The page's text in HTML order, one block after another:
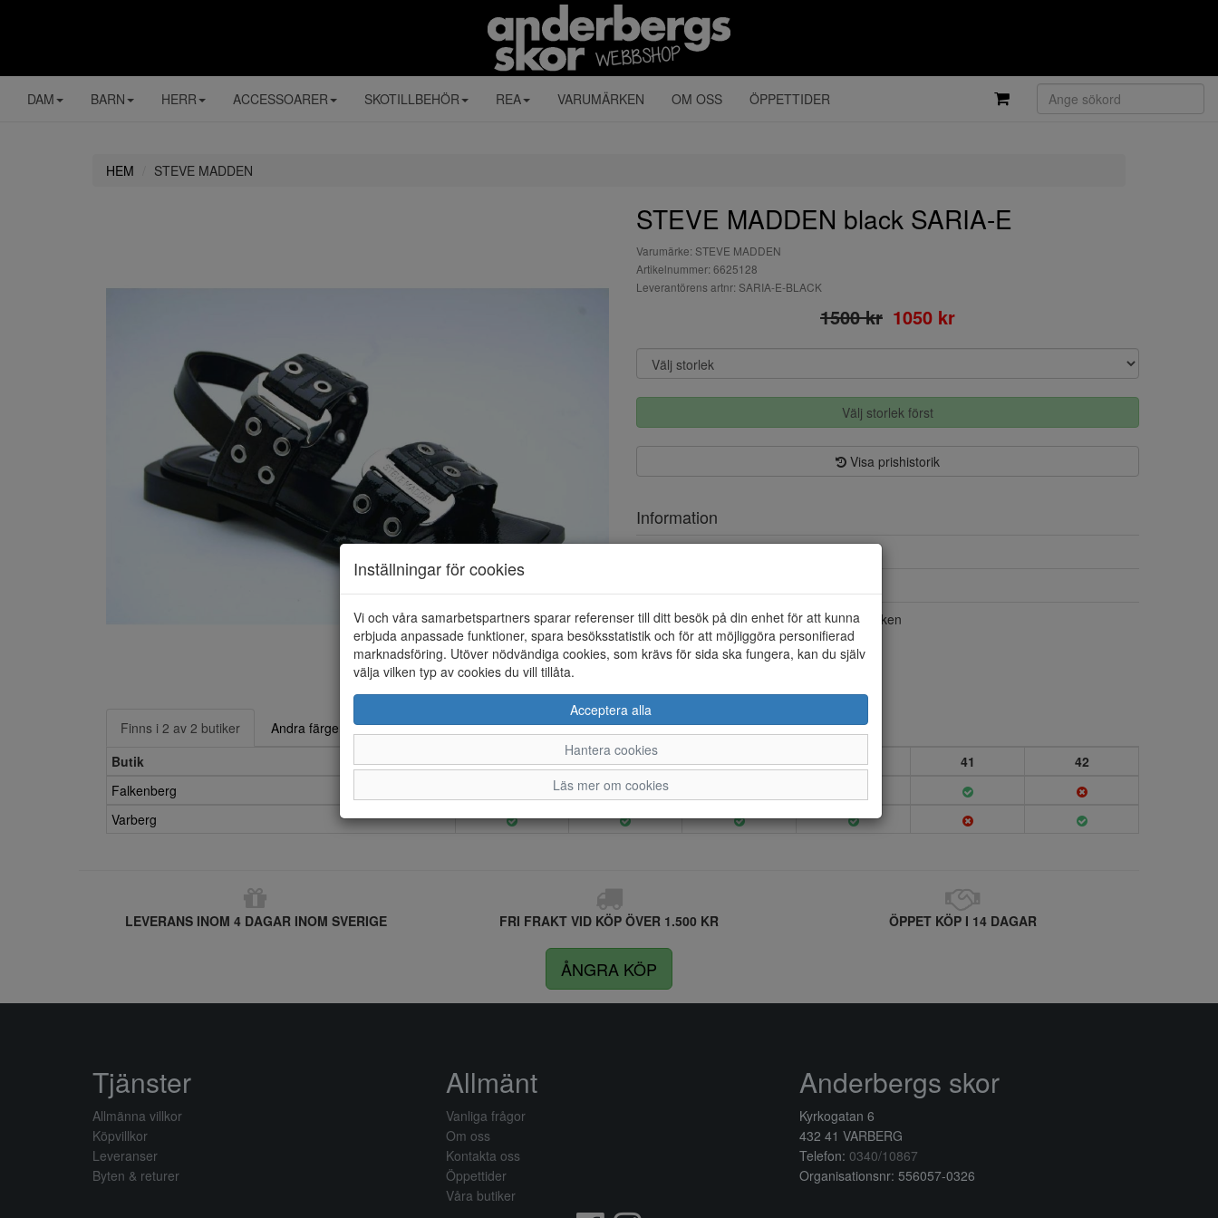
DAM BARN HERR ACCESSOARER SKOTILLBEHÖR REA VARUMÄRKEN OM OSS ÖPPETTIDER
HEM STEVE MADDEN
STEVE MADDEN black SARIA-E
Varumärke: STEVE MADDEN
Artikelnummer: 6625128
Leverantörens artnr: SARIA-E-BLACK
1500 kr 1050 kr
Välj storlek först
Visa prishistorik
Information
Övrigt
Liten i storleken
Finns i 2 av 2 butiker
Andra färger
Butik
37 38 39 40 41
42
Falkenberg
Varberg
LEVERANS INOM 4 DAGAR INOM SVERIGE FRI FRAKT VID KÖP ÖVER 1.500 KR ÖPPET KÖP I 14 DAGAR
ÅNGRA KÖP
Inställningar för cookies
Vi och våra samarbetspartners sparar referenser till ditt besök på din enhet för att kunna
erbjuda anpassade funktioner, spara besöksstatistik och för att möjliggöra personifierad
marknadsföring. Utöver nödvändiga cookies, som krävs för sida ska fungera, kan du själv
välja vilken typ av cookies du vill tillåta.
Acceptera alla
Hantera cookies
Läs mer om cookies
Tjänster
Allmänna villkor
Köpvillkor
Leveranser
Byten & returer
Allmänt
Vanliga frågor
Om oss
Kontakta oss
Öppettider
Våra butiker
Anderbergs skor
Kyrkogatan 6
432 41 VARBERG
Telefon: 0340/10867
Organisationsnr: 556057-0326